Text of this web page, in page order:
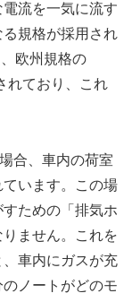
流を一気に流す
規格が採用され
欧州規格の
れており、これ
合、車内の荷室
ています。この場
ための「排気ホ
ません。これを
車内にガスが充
ノートがどのモ